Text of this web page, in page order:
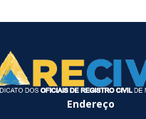
Endereço